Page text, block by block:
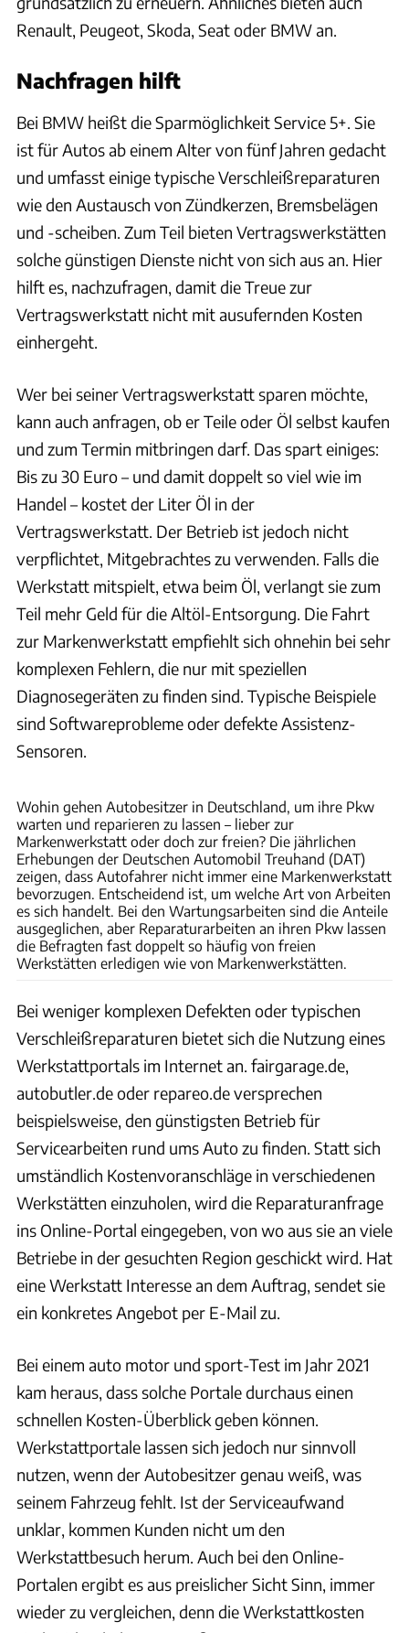
Renault, Peugeot, Skoda, Seat oder BMW an.
Nachfragen hilft
Bei BMW heißt die Sparmöglichkeit Service 5+. Sie
ist für Autos ab einem Alter von fünf Jahren gedacht
und umfasst einige typische Verschleißreparaturen
wie den Austausch von Zündkerzen, Bremsbelägen
und -scheiben. Zum Teil bieten Vertragswerkstätten
solche günstigen Dienste nicht von sich aus an. Hier
hilft es, nachzufragen, damit die Treue zur
Vertragswerkstatt nicht mit ausufernden Kosten
einhergeht.
Wer bei seiner Vertragswerkstatt sparen möchte,
kann auch anfragen, ob er Teile oder Öl selbst kaufen
und zum Termin mitbringen darf. Das spart einiges:
Bis zu 30 Euro – und damit doppelt so viel wie im
Handel – kostet der Liter Öl in der
Vertragswerkstatt. Der Betrieb ist jedoch nicht
verpflichtet, Mitgebrachtes zu verwenden. Falls die
Werkstatt mitspielt, etwa beim Öl, verlangt sie zum
Teil mehr Geld für die Altöl-Entsorgung. Die Fahrt
zur Markenwerkstatt empfiehlt sich ohnehin bei sehr
komplexen Fehlern, die nur mit speziellen
Diagnosegeräten zu finden sind. Typische Beispiele
sind Softwareprobleme oder defekte Assistenz-
Sensoren.
Wohin gehen Autobesitzer in Deutschland, um ihre Pkw
warten und reparieren zu lassen – lieber zur
Markenwerkstatt oder doch zur freien? Die jährlichen
Erhebungen der Deutschen Automobil Treuhand (DAT)
zeigen, dass Autofahrer nicht immer eine Markenwerkstatt
bevorzugen. Entscheidend ist, um welche Art von Arbeiten
es sich handelt. Bei den Wartungsarbeiten sind die Anteile
ausgeglichen, aber Reparaturarbeiten an ihren Pkw lassen
die Befragten fast doppelt so häufig von freien
Werkstätten erledigen wie von Markenwerkstätten.
Bei weniger komplexen Defekten oder typischen
Verschleißreparaturen bietet sich die Nutzung eines
Werkstattportals im Internet an. fairgarage.de,
autobutler.de oder repareo.de versprechen
beispielsweise, den günstigsten Betrieb für
Servicearbeiten rund ums Auto zu finden. Statt sich
umständlich Kostenvoranschläge in verschiedenen
Werkstätten einzuholen, wird die Reparaturanfrage
ins Online-Portal eingegeben, von wo aus sie an viele
Betriebe in der gesuchten Region geschickt wird. Hat
eine Werkstatt Interesse an dem Auftrag, sendet sie
ein konkretes Angebot per E-Mail zu.
Bei einem auto motor und sport-Test im Jahr 2021
kam heraus, dass solche Portale durchaus einen
schnellen Kosten-Überblick geben können.
Werkstattportale lassen sich jedoch nur sinnvoll
nutzen, wenn der Autobesitzer genau weiß, was
seinem Fahrzeug fehlt. Ist der Serviceaufwand
unklar, kommen Kunden nicht um den
Werkstattbesuch herum. Auch bei den Online-
Portalen ergibt es aus preislicher Sicht Sinn, immer
wieder zu vergleichen, denn die Werkstattkosten